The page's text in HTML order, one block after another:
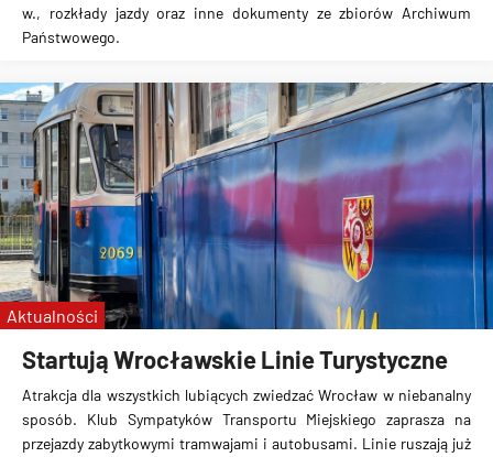
w., rozkłady jazdy oraz inne dokumenty ze zbiorów Archiwum
Państwowego.
Startują Wrocławskie Linie Turystyczne
Atrakcja dla wszystkich lubiących zwiedzać Wrocław w niebanalny
sposób. Klub Sympatyków Transportu Miejskiego zaprasza na
przejazdy zabytkowymi tramwajami i autobusami. Linie ruszają już
Aktualności